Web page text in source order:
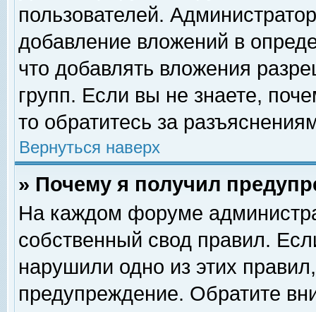
пользователей.
добавление вложений в
что добавлять вложения
групп. Если вы не знаете,
то обратитесь за
Вернуться наверх
» Почему я получил
На каждом форуме
собственный свод правил.
нарушили одно из этих
предупреждение. Обратите